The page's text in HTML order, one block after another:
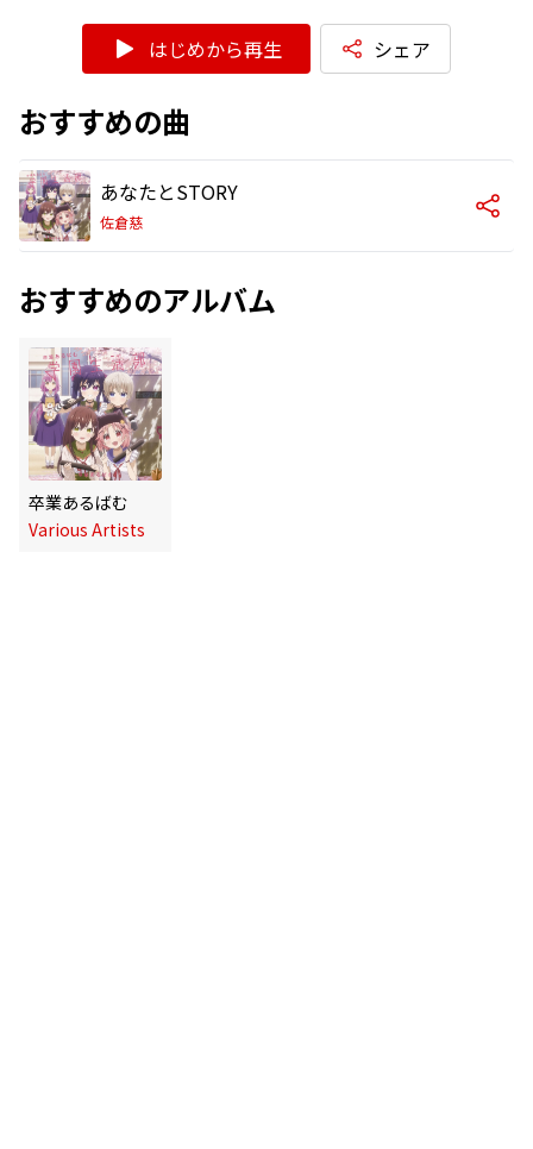
はじめから再生 シェア
おすすめの曲
あなたとSTORY
佐倉慈
おすすめのアルバム
卒業あるばむ
Various Artists